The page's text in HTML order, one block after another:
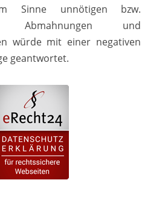
Sinne unnötigen bzw.
Abmahnungen und
würde mit einer negativen
geantwortet.